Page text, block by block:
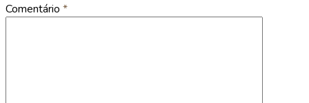
Comentário *